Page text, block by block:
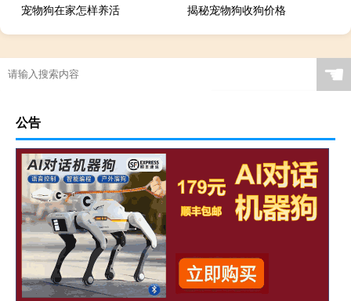
宠物狗在家怎样养活
揭秘宠物狗收狗价格
☚
公告